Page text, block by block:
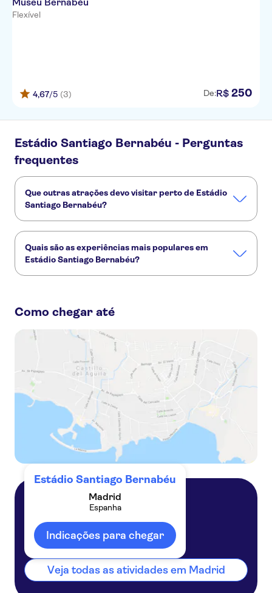
Flexível
4,67/5 (3) De:R$ 250
Estádio Santiago Bernabéu - Perguntas
frequentes
Que outras atrações devo visitar perto de Estádio
Santiago Bernabéu?
Trips from Madrid Parque Warner
Quais são as experiências mais populares em
Estádio Santiago Bernabéu?
Real Madrid: Entrada no Estádio Bernabéu e no Museu
Visita guiada ao Santiago Bernabéu e ao Real Madrid
Como chegar até
Estádio Santiago Bernabéu
Madrid
Espanha
Indicações para chegar
Espanha
Veja todas as atividades em Madrid